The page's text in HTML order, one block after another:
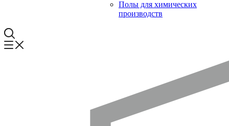
Полы для химических
производств